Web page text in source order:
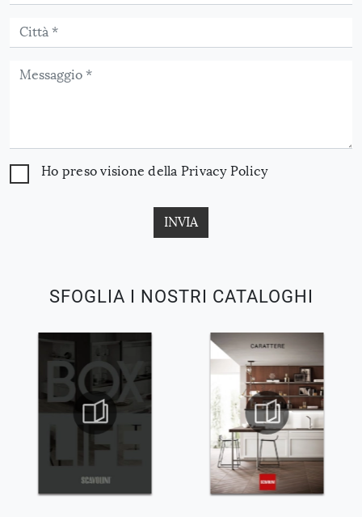
SFOGLIA I NOSTRI CATALOGHI
Ho preso visione della Privacy Policy
INVIA